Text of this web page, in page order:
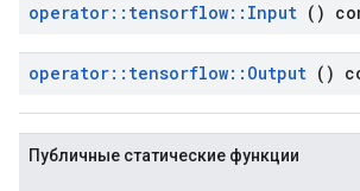
operator:: tensorflow:: Input ()
operator:: tensorflow:: Output ()
Публичные статические функции